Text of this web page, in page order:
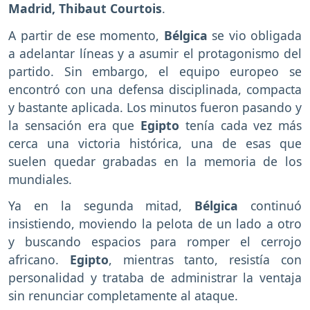
Madrid, Thibaut Courtois.
A partir de ese momento, Bélgica se vio obligada
a adelantar líneas y a asumir el protagonismo del
partido. Sin embargo, el equipo europeo se
encontró con una defensa disciplinada, compacta
y bastante aplicada. Los minutos fueron pasando y
la sensación era que Egipto tenía cada vez más
cerca una victoria histórica, una de esas que
suelen quedar grabadas en la memoria de los
mundiales.
Ya en la segunda mitad, Bélgica continuó
insistiendo, moviendo la pelota de un lado a otro
y buscando espacios para romper el cerrojo
africano. Egipto, mientras tanto, resistía con
personalidad y trataba de administrar la ventaja
sin renunciar completamente al ataque.